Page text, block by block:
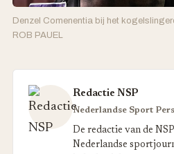
Denzel Comenentia bij het
ROB PAUEL
Redactie NSP
Nederlandse Sport Pers
De redactie van de
Nederlandse